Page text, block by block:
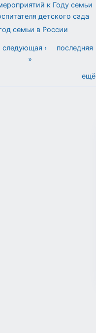
к Году семьи
детского сада
семьи в России
следующая ›
последняя
»
ещё